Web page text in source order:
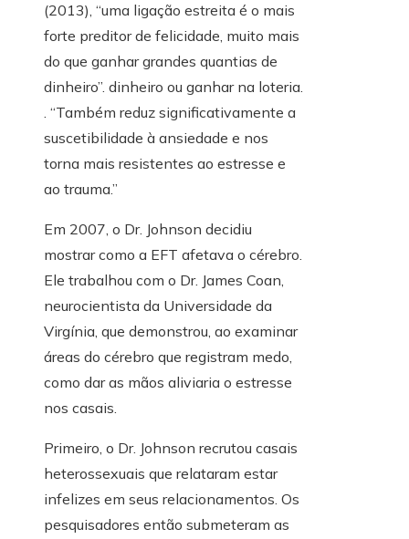
(2013), “uma ligação estreita é o mais
forte preditor de felicidade, muito mais
do que ganhar grandes quantias de
dinheiro”. dinheiro ou ganhar na loteria.
. “Também reduz significativamente a
suscetibilidade à ansiedade e nos
torna mais resistentes ao estresse e
ao trauma.”
Em 2007, o Dr. Johnson decidiu
mostrar como a EFT afetava o cérebro.
Ele trabalhou com o Dr. James Coan,
neurocientista da Universidade da
Virgínia, que demonstrou, ao examinar
áreas do cérebro que registram medo,
como dar as mãos aliviaria o estresse
nos casais.
Primeiro, o Dr. Johnson recrutou casais
heterossexuais que relataram estar
infelizes em seus relacionamentos. Os
pesquisadores então submeteram as